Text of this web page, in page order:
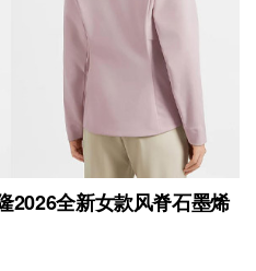
2026全新女款风脊石墨烯